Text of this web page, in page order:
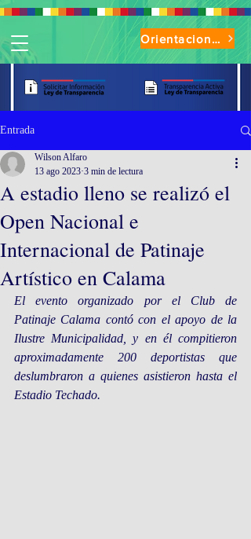
Orientaciones de Uso Parque Oasis
Entrada
A estadio lleno se realizó el
Open Nacional e
Internacional de Patinaje
Artístico en Calama
Wilson Alfaro
13 ago 2023 3 min de lectura
El evento organizado por el Club de
Patinaje Calama contó con el apoyo de la
Ilustre Municipalidad, y en él compitieron
aproximadamente 200 deportistas que
deslumbraron a quienes asistieron hasta el
Estadio Techado.